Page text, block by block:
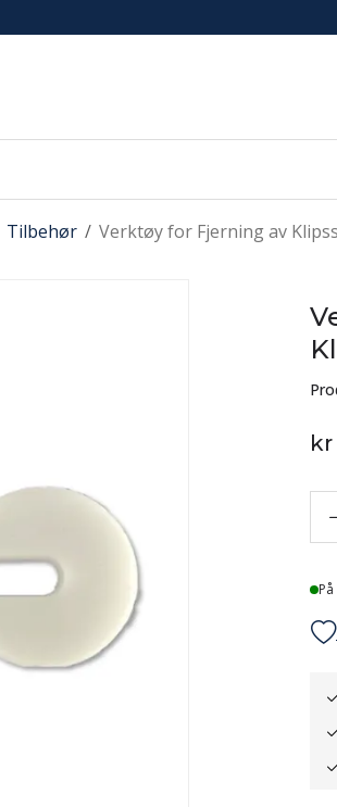
/
Tilbehør Verktøy for Fjerning av
kr